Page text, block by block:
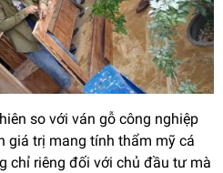
so với ván gỗ công nghiệp
giá trị mang tính thẩm mỹ cá
chỉ riêng đối với chủ đầu tư mà